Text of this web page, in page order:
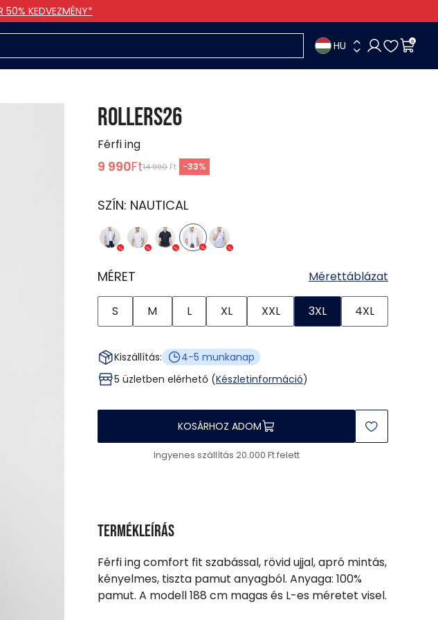
50% KEDVEZMÉNY*
HU 0
ROLLERS26
Férfi ing
9 990Ft14 990 Ft -33%
SZÍN: NAUTICAL
MÉRET Mérettáblázat
S M L XL XXL 3XL 4XL
Kiszállítás:
4-5 munkanap
5 üzletben elérhető (Készletinformáció)
KOSÁRHOZ ADOM
Ingyenes szállítás 20.000 Ft felett
Termékleírás
Férfi ing comfort fit szabással, rövid ujjal, apró mintás,
kényelmes, tiszta pamut anyagból. Anyaga: 100%
pamut. A modell 188 cm magas és L-es méretet visel.